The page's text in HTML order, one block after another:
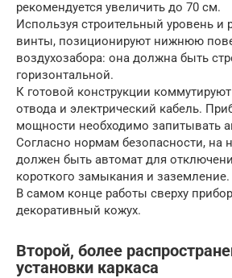
рекомендуется увеличить до 70 см.
Используя строительный уровень и
винты, позиционируют нижнюю
воздухозабора: она должна быть
горизонтальной.
К готовой конструкции
отвода и электрический кабель.
мощности необходимо запитывать
Согласно нормам безопасности, на
должен быть автомат для
короткого замыкания и заземление.
В самом конце работы сверху
декоративный кожух.
Второй, более
установки каркаса